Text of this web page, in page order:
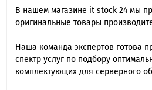
В нашем магазине it stock 24 мы
оригинальные товары
Наша команда экспертов готова
спектр услуг по подбору
комплектующих для серверного